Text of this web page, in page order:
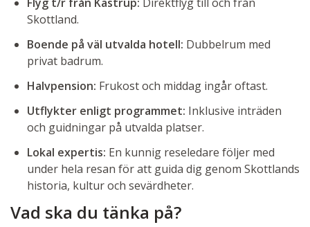
Skottland.
Boende på väl utvalda hotell: Dubbelrum med
privat badrum.
Halvpension: Frukost och middag ingår oftast.
Utflykter enligt programmet: Inklusive inträden
och guidningar på utvalda platser.
Lokal expertis: En kunnig reseledare följer med
under hela resan för att guida dig genom Skottlands
historia, kultur och sevärdheter.
Vad ska du tänka på?